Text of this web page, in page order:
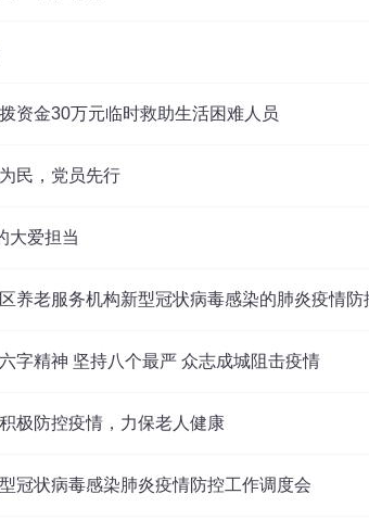
资金30万元临时救助生活困难人员
民，党员先行
大爱担当
养老服务机构新型冠状病毒感染的肺炎疫情防
字精神 坚持八个最严 众志成城阻击疫情
极防控疫情，力保老人健康
冠状病毒感染肺炎疫情防控工作调度会